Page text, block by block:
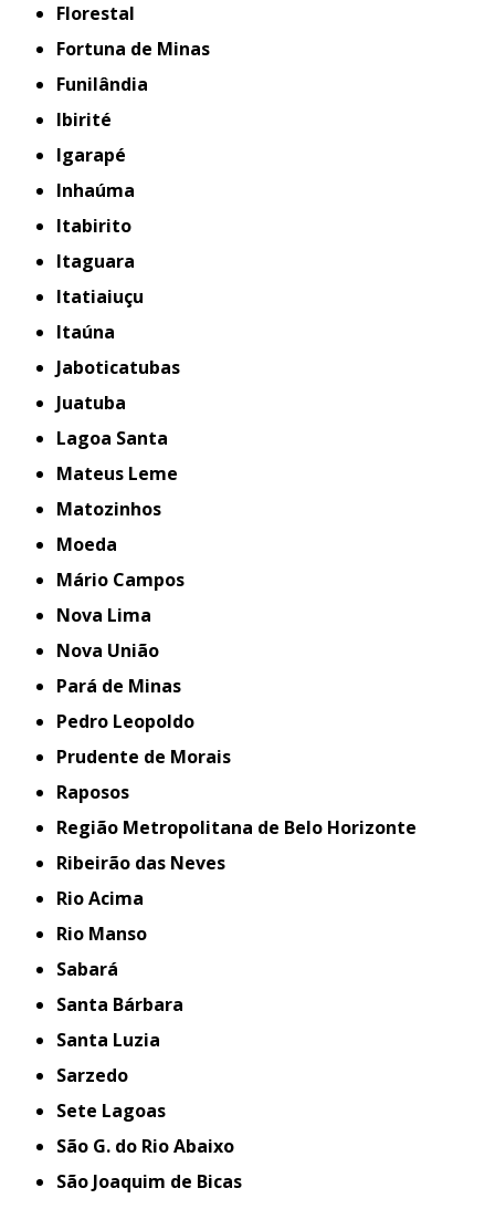
Florestal
Fortuna de Minas
Funilândia
Ibirité
Igarapé
Inhaúma
Itabirito
Itaguara
Itatiaiuçu
Itaúna
Jaboticatubas
Juatuba
Lagoa Santa
Mateus Leme
Matozinhos
Moeda
Mário Campos
Nova Lima
Nova União
Pará de Minas
Pedro Leopoldo
Prudente de Morais
Raposos
Região Metropolitana de Belo Horizonte
Ribeirão das Neves
Rio Acima
Rio Manso
Sabará
Santa Bárbara
Santa Luzia
Sarzedo
Sete Lagoas
São G. do Rio Abaixo
São Joaquim de Bicas